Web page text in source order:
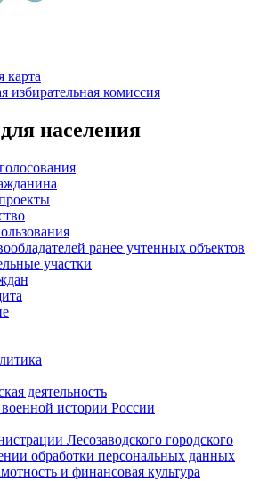
карта
избирательная комиссия
населения
ранее учтенных объектов
участки
деятельность
истории России
Лесозаводского городского
обработки персональных данных
и финансовая культура